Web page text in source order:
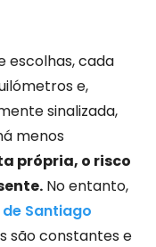
escolhas, cada
e,
sinalizada,
menos
própria, o risco
No entanto,
Santiago
são constantes e